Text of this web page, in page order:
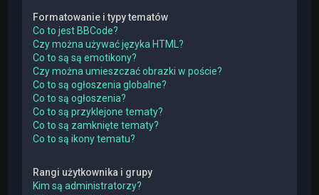
Formatowanie i typy tematów
Co to jest BBCode?
Czy można używać języka HTML?
Co to są są emotikony?
Czy można umieszczać obrazki w poście?
Co to są ogłoszenia globalne?
Co to są ogłoszenia?
Co to są przyklejone tematy?
Co to są zamknięte tematy?
Co to są ikony tematu?
Rangi użytkownika i grupy
Kim są administratorzy?